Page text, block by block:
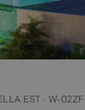
EST · W-